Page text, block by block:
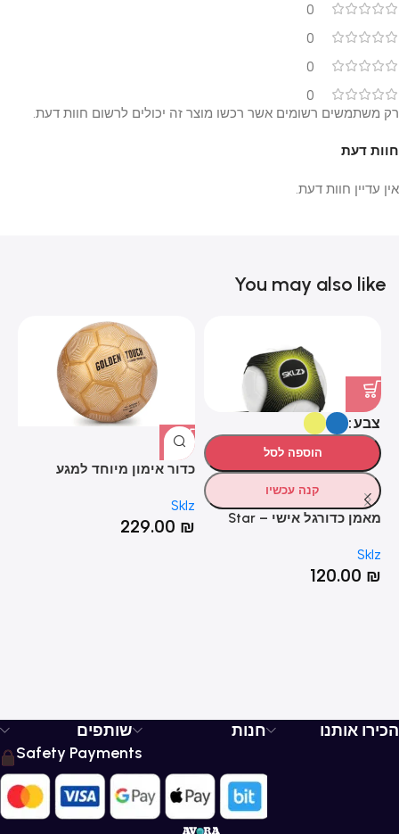
0
0
0
0
חוות דעת
אין עדיין חוות דעת.
רק משתמשים רשומים אשר רכשו מוצר זה יכולים לרשום חוות דעת.
You may also like
HOT
צבע
הוספה לסל
קנה עכשיו
מאמן כדורגל אישי – Star
Sklz
120.00 ₪
כדור אימון מיוחד למגע
Sklz
229.00 ₪
הכירו אותנו חנות
שותפים
Safety Payments